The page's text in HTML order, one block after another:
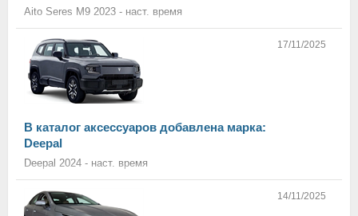
Aito Seres M9 2023 - наст. время
17/11/2025
В каталог аксессуаров добавлена марка:
Deepal
Deepal 2024 - наст. время
14/11/2025